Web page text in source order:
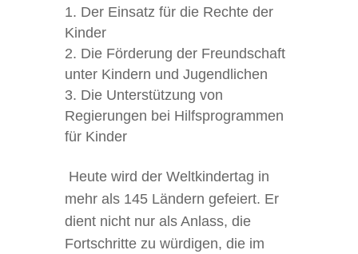
Der Einsatz für die Rechte der
Kinder
Die Förderung der Freundschaft
unter Kindern und Jugendlichen
Die Unterstützung von
Regierungen bei Hilfsprogrammen
für Kinder
Heute wird der Weltkindertag in
mehr als 145 Ländern gefeiert. Er
dient nicht nur als Anlass, die
Fortschritte zu würdigen, die im